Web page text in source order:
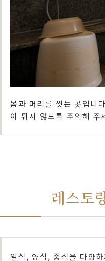
몸과 머리를 씻는 곳입니
이 튀지 않도록 주의해 주
레스토
일식, 양식, 중식을 다양